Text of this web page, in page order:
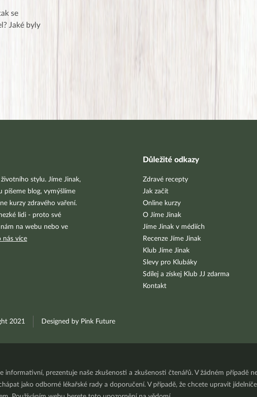
se
Jaké byly
stylu. Jíme Jinak,
píšeme blog, vymýšlíme
kurzy zdravého vaření.
lidi - proto své
na webu nebo ve
nás více
Důležité odkazy
Zdravé recepty
Jak začít
Online kurzy
O Jíme Jinak
Jíme Jinak v médiích
Recenze Jíme Jinak
Klub Jíme Jinak
Slevy pro Klubáky
Sdílej a získej Klub JJ zdarma
Kontakt
2021 Designed by Pink Future
informativní, prezentuje naše zkušenosti a zkušenosti čtenářů. V žádném případě
jako odborné lékařské rady a doporučení. V případě, že chcete upravit